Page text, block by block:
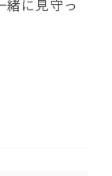
緒に見守っ